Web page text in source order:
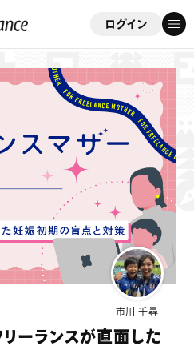
ログイン
サイト
ゲスト さん
市川 千尋
ーランスが直面した